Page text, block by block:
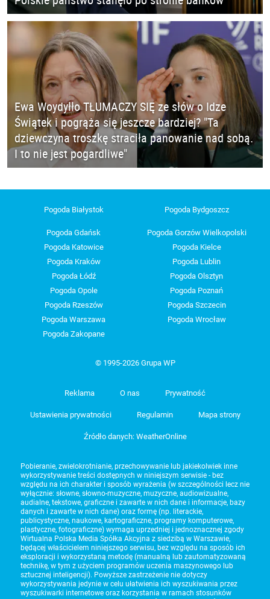
Ewa Woydyłło TŁUMACZY SIĘ ze słów o Idze
Świątek i pogrąża się jeszcze bardziej? "Ta
dziewczyna troszkę straciła panowanie nad sobą.
I to nie jest pogardliwe"
Pogoda Białystok Pogoda Bydgoszcz
Pogoda Gdańsk
Pogoda Gorzów Wielkopolski
Pogoda Katowice
Pogoda Kielce
Pogoda Kraków
Pogoda Lublin
Pogoda Łódź
Pogoda Olsztyn
Pogoda Opole
Pogoda Poznań
Pogoda Rzeszów
Pogoda Szczecin
Pogoda Warszawa
Pogoda Wrocław
Pogoda Zakopane
© 1995-2026 Grupa WP
Reklama O nas Prywatność
Ustawienia prywatności Regulamin Mapa strony
Źródło danych: WeatherOnline
Pobieranie, zwielokrotnianie, przechowywanie lub jakiekolwiek inne
wykorzystywanie treści dostępnych w niniejszym serwisie - bez
względu na ich charakter i sposób wyrażenia (w szczególności lecz nie
wyłącznie: słowne, słowno-muzyczne, muzyczne, audiowizualne,
audialne, tekstowe, graficzne i zawarte w nich dane i informacje, bazy
danych i zawarte w nich dane) oraz formę (np. literackie,
publicystyczne, naukowe, kartograficzne, programy komputerowe,
plastyczne, fotograficzne) wymaga uprzedniej i jednoznacznej zgody
Wirtualna Polska Media Spółka Akcyjna z siedzibą w Warszawie,
będącej właścicielem niniejszego serwisu, bez względu na sposób ich
eksploracji i wykorzystaną metodę (manualną lub zautomatyzowaną
technikę, w tym z użyciem programów uczenia maszynowego lub
sztucznej inteligencji). Powyższe zastrzeżenie nie dotyczy
wykorzystywania jedynie w celu ułatwienia ich wyszukiwania przez
wyszukiwarki internetowe oraz korzystania w ramach stosunków